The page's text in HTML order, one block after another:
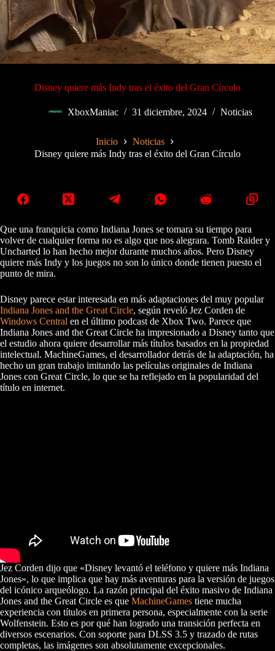
Disney quiere más Indy tras el éxito del Gran Círculo
XboxManiac 31 diciembre, 2024 Noticias
Inicio
Noticias
Disney quiere más Indy tras el éxito del Gran Círculo
Que una franquicia como Indiana Jones se tomara su tiempo para
volver de cualquier forma no es algo que nos alegrara. Tomb Raider y
Uncharted lo han hecho mejor durante muchos años. Pero Disney
quiere más Indy y los juegos no son lo único donde tienen puesto el
punto de mira.
Disney parece estar interesada en más adaptaciones del muy popular
Indiana Jones and the Great Circle, según reveló Jez Corden de
Windows Central en el último podcast de Xbox Two. Parece que
Indiana Jones and the Great Circle ha impresionado a Disney tanto que
el estudio ahora quiere desarrollar más títulos basados en la propiedad
intelectual. MachineGames, el desarrollador detrás de la adaptación, ha
hecho un gran trabajo imitando las películas originales de Indiana
Jones con Great Circle, lo que se ha reflejado en la popularidad del
título en internet.
Jez Corden dijo que «Disney levantó el teléfono y quiere más Indiana
Jones», lo que implica que hay más aventuras para la versión de juegos
del icónico arqueólogo. La razón principal del éxito masivo de Indiana
Jones and the Great Circle es que MachineGames tiene mucha
experiencia con títulos en primera persona, especialmente con la serie
Wolfenstein. Esto es por qué han logrado una transición perfecta en
diversos escenarios. Con soporte para DLSS 3.5 y trazado de rutas
completas, las imágenes son absolutamente excepcionales.